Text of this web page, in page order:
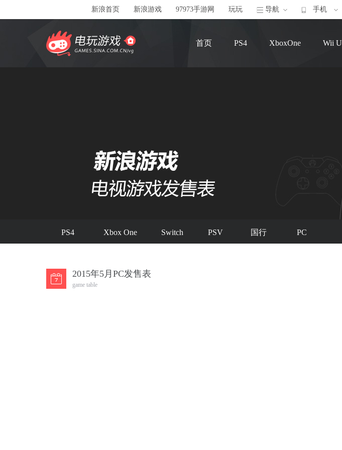
新浪首页 新浪游戏 97973手游网 玩玩 导航 手机
首页 PS4 XboxOne Wii U
PS4 Xbox One Switch PSV 国行 PC
2015年5月PC发售表
game table